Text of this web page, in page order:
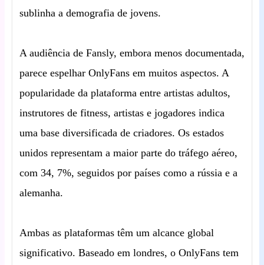
sublinha a demografia de jovens.
A audiência de Fansly, embora menos documentada,
parece espelhar OnlyFans em muitos aspectos. A
popularidade da plataforma entre artistas adultos,
instrutores de fitness, artistas e jogadores indica
uma base diversificada de criadores. Os estados
unidos representam a maior parte do tráfego aéreo,
com 34, 7%, seguidos por países como a rússia e a
alemanha.
Ambas as plataformas têm um alcance global
significativo. Baseado em londres, o OnlyFans tem